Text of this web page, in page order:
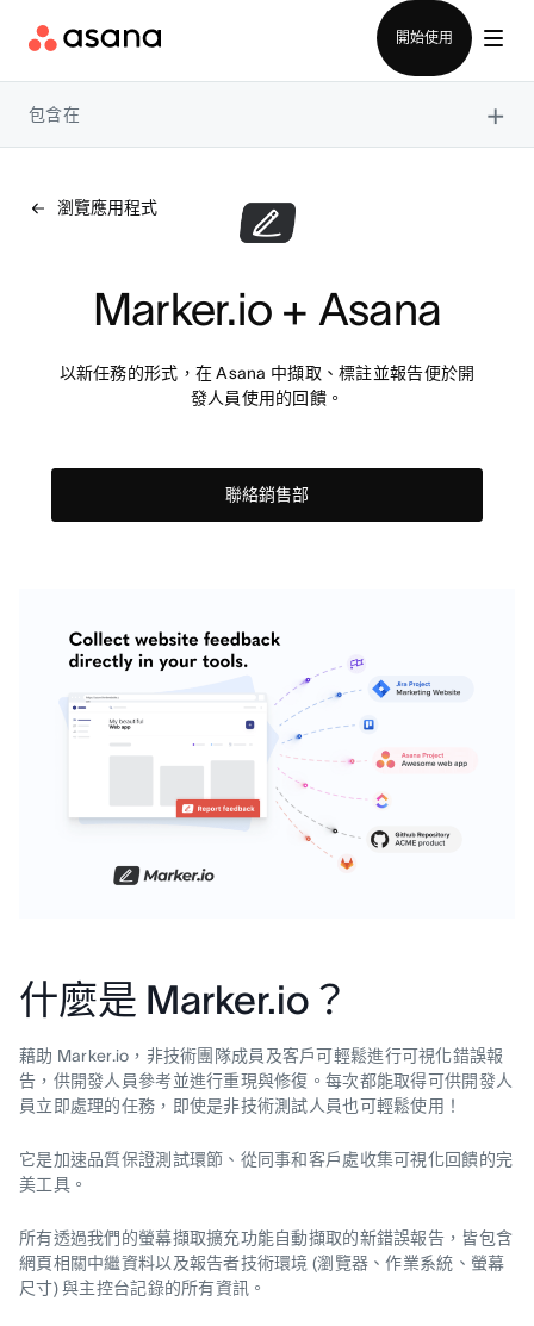
開始使用
包含在 ×
瀏覽應用程式
Marker.io + Asana
以新任務的形式，在 Asana 中擷取、標註並報告便於開
發人員使用的回饋。
聯絡銷售部
什麼是 Marker.io？
藉助 Marker.io，非技術團隊成員及客戶可輕鬆進行可視化錯誤報
告，供開發人員參考並進行重現與修復。每次都能取得可供開發人
員立即處理的任務，即使是非技術測試人員也可輕鬆使用！
它是加速品質保證測試環節、從同事和客戶處收集可視化回饋的完
美工具。
所有透過我們的螢幕擷取擴充功能自動擷取的新錯誤報告，皆包含
網頁相關中繼資料以及報告者技術環境 (瀏覽器、作業系統、螢幕
尺寸) 與主控台記錄的所有資訊。